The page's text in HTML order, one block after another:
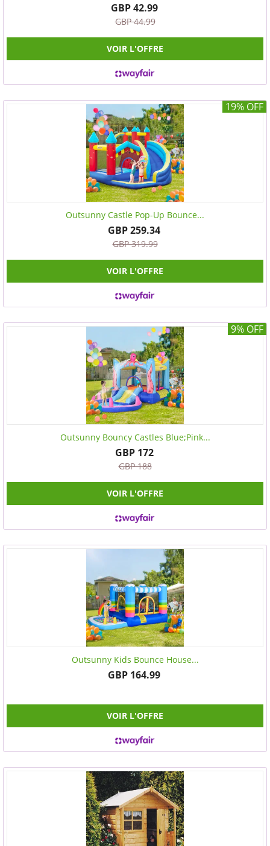
GBP 42.99
GBP 44.99
VOIR L'OFFRE
19% OFF
Outsunny Castle Pop-Up Bounce...
GBP 259.34
GBP 319.99
VOIR L'OFFRE
9% OFF
Outsunny Bouncy Castles Blue;Pink...
GBP 172
GBP 188
VOIR L'OFFRE
Outsunny Kids Bounce House...
GBP 164.99
VOIR L'OFFRE